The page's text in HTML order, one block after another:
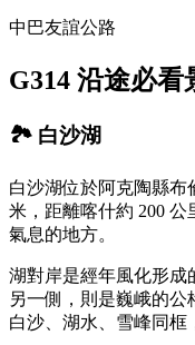
中巴友誼公路
G314 沿途必
🏞️ 白沙湖
白沙湖位於阿克陶縣布
米，距離喀什約 200
氣息的地方。
湖對岸是經年風化形成
另一側，則是巍峨的公
白沙、湖水、雪峰同框